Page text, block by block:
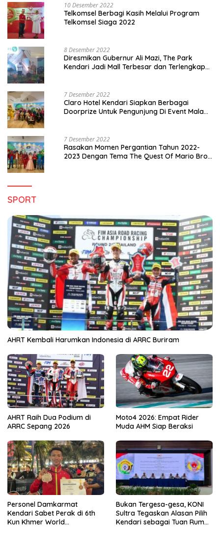
10 Desember 2022
Telkomsel Berbagi Kasih Melalui Program
Telkomsel Siaga 2022
8 Desember 2022
Diresmikan Gubernur Ali Mazi, The Park
Kendari Jadi Mall Terbesar dan Terlengkap
7 Desember 2022
Claro Hotel Kendari Siapkan Berbagai
Doorprize Untuk Pengunjung Di Event Malam
7 Desember 2022
Rasakan Momen Pergantian Tahun 2022-
2023 Dengan Tema The Quest Of Mario Bros
SPORT
AHRT Kembali Harumkan Indonesia di ARRC Buriram
AHRT Raih Dua Podium di
ARRC Sepang 2026
Moto4 2026: Empat Rider
Muda AHM Siap Beraksi
Personel Damkarmat
Kendari Sabet Perak di 6th
Kun Khmer World
Bukan Tergesa-gesa, KONI
Sultra Tegaskan Alasan Pilih
Kendari sebagai Tuan Rumah